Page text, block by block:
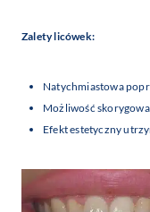
Zalety licówek:
Natychmiastowa
Możliwość
Efekt estetyczny